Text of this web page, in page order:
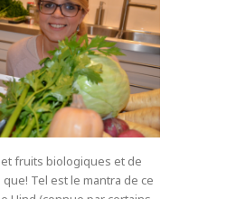
fruits biologiques et de
Tel est le mantra de ce